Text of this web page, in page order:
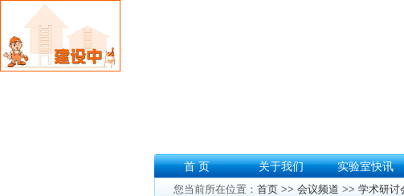
首 页 关于我们 实验室快讯
您当前所在位置： 首页 >> 会议频道 >> 学术研讨